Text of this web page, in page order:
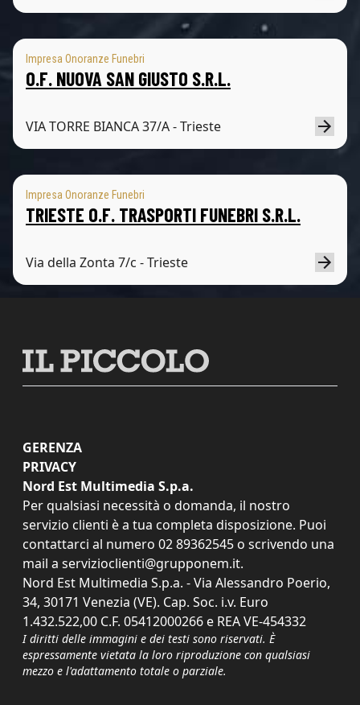
Impresa Onoranze Funebri
O.F. NUOVA SAN GIUSTO S.R.L.
VIA TORRE BIANCA 37/A - Trieste
Impresa Onoranze Funebri
TRIESTE O.F. TRASPORTI FUNEBRI S.R.L.
Via della Zonta 7/c - Trieste
GERENZA
PRIVACY
Nord Est Multimedia S.p.a.
Per qualsiasi necessità o domanda, il nostro
servizio clienti è a tua completa disposizione. Puoi
contattarci al numero 02 89362545 o scrivendo una
mail a servizioclienti@grupponem.it.
Nord Est Multimedia S.p.a. - Via Alessandro Poerio,
34, 30171 Venezia (VE). Cap. Soc. i.v. Euro
1.432.522,00 C.F. 05412000266 e REA VE-454332
I diritti delle immagini e dei testi sono riservati. È
espressamente vietata la loro riproduzione con qualsiasi
mezzo e l'adattamento totale o parziale.